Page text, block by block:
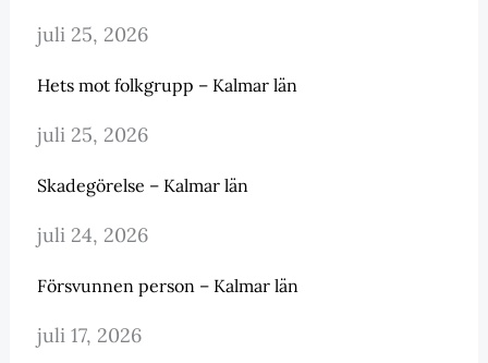
juli 25, 2026
Hets mot folkgrupp – Kalmar län
juli 25, 2026
Skadegörelse – Kalmar län
juli 24, 2026
Försvunnen person – Kalmar län
juli 17, 2026